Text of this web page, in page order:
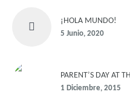
¡HOLA MUNDO!
5 Junio, 2020
PARENT’S DAY AT
1 Diciembre, 2015